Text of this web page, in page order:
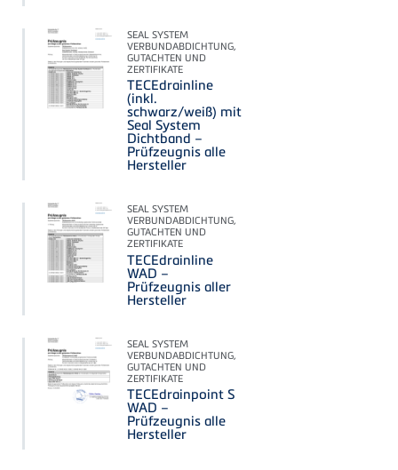
SEAL SYSTEM
VERBUNDABDICHTUNG,
GUTACHTEN UND
ZERTIFIKATE
TECEdrainline
(inkl.
schwarz/weiß) mit
Seal System
Dichtband –
Prüfzeugnis alle
Hersteller
SEAL SYSTEM
VERBUNDABDICHTUNG,
GUTACHTEN UND
ZERTIFIKATE
TECEdrainline
WAD –
Prüfzeugnis aller
Hersteller
SEAL SYSTEM
VERBUNDABDICHTUNG,
GUTACHTEN UND
ZERTIFIKATE
TECEdrainpoint S
WAD –
Prüfzeugnis alle
Hersteller